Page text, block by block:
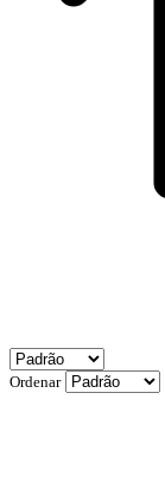
Ordenar